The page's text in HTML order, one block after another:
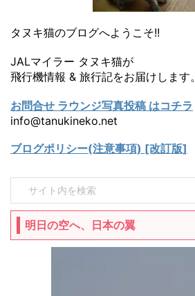
タヌキ猫のブログへようこそ!!
JALマイラー タヌキ猫が
飛行機情報 & 旅行記をお届けします。
お問合せ ラウンジ写真投稿 はコチラ
info@tanukineko.net
ブログポリシー(注意事項) [改訂版]
明日の空へ、日本の翼